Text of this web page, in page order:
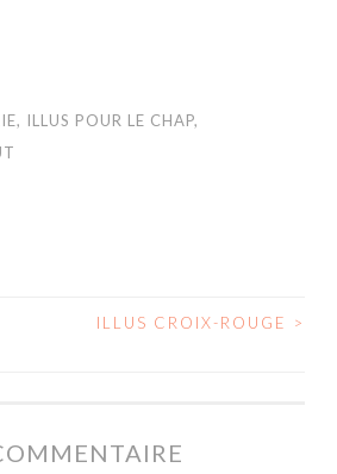
, ILLUS POUR LE CHAP,
ILLUS CROIX-ROUGE >